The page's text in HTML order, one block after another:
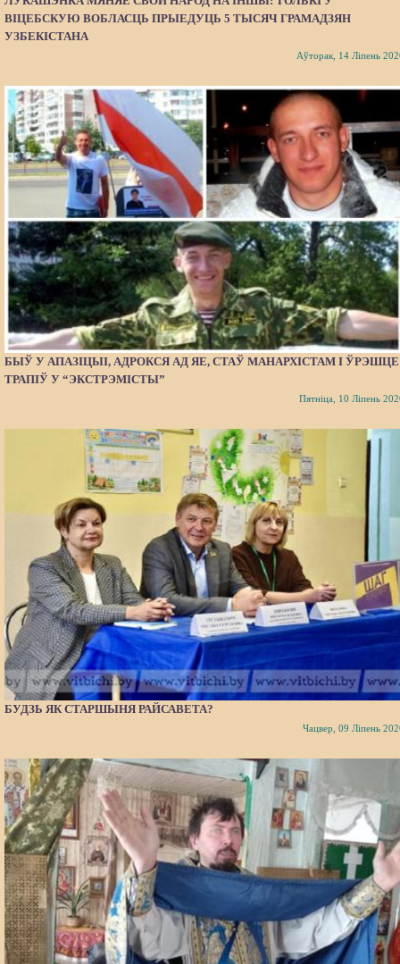
ВІЦЕБСКУЮ ВОБЛАСЦЬ ПРЫЕДУЦЬ 5 ТЫСЯЧ ГРАМАДЗЯН
УЗБЕКІСТАНА
Аўторак, 14 Ліпень
БЫЎ У АПАЗІЦЫІ, АДРОКСЯ АД ЯЕ, СТАЎ МАНАРХІСТАМ І ЎРЭШЦЕ
ТРАПІЎ У “ЭКСТРЭМІСТЫ”
Пятніца, 10 Ліпень
БУДЗЬ ЯК СТАРШЫНЯ РАЙСАВЕТА?
Чацвер, 09 Ліпень